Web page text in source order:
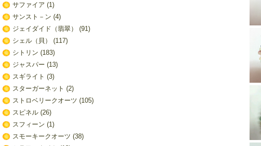
サファイア (1)
サンスト－ン (4)
ジェイダイド（翡翠）
(91)
シェル（貝）
(117)
シトリン (183)
ジャスパー (13)
スギライト (3)
スターガーネット (2)
ストロベリークオーツ (105)
スピネル(26)
スフィーン (1)
スモーキークオーツ (38)